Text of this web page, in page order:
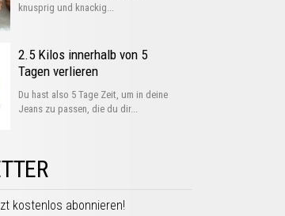
knusprig und knackig...
2.5 Kilos innerhalb von 5
Tagen verlieren
Du hast also 5 Tage Zeit, um in deine
Jeans zu passen, die du dir...
kostenlos abonnieren!